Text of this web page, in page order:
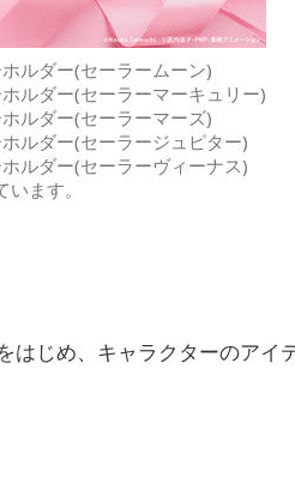
ルダー(セーラームーン)
ルダー(セーラーマーキュリー)
ルダー(セーラーマーズ)
ルダー(セーラージュピター)
ルダー(セーラーヴィーナス)
ます。
じめ、キャラクターのアイ